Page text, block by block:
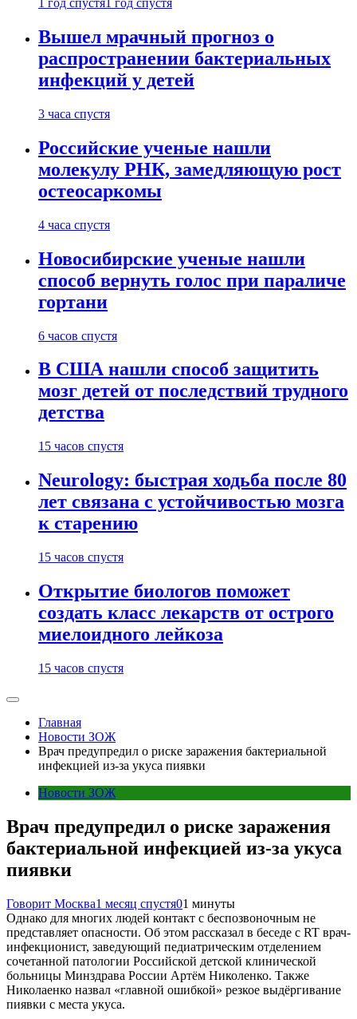
1 год спустя 1 год спустя
Вышел мрачный прогноз о
распространении бактериальных
инфекций у детей
3 часа спустя
Российские ученые нашли
молекулу РНК, замедляющую рост
остеосаркомы
4 часа спустя
Новосибирские ученые нашли
способ вернуть голос при параличе
гортани
6 часов спустя
В США нашли способ защитить
мозг детей от последствий трудного
детства
15 часов спустя
Neurology: быстрая ходьба после 80
лет связана с устойчивостью мозга
к старению
15 часов спустя
Открытие биологов поможет
создать класс лекарств от острого
миелоидного лейкоза
15 часов спустя
Главная
Новости ЗОЖ
Врач предупредил о риске заражения бактериальной
инфекцией из-за укуса пиявки
Новости ЗОЖ
Врач предупредил о риске заражения
бактериальной инфекцией из-за укуса
пиявки
Говорит Москва1 месяц спустя01 минуты
Однако для многих людей контакт с беспозвоночным не
представляет опасности. Об этом рассказал в беседе с RT врач-
инфекционист, заведующий педиатрическим отделением
сочетанной патологии Российской детской клинической
больницы Минздрава России Артём Николенко. Также
Николаенко назвал «главной ошибкой» резкое выдёргивание
пиявки с места укуса.